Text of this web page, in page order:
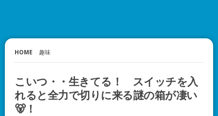
HOME 趣味
こいつ・・生きてる！ スイッチを入
れると全力で切りに来る謎の箱が凄い
🐻！